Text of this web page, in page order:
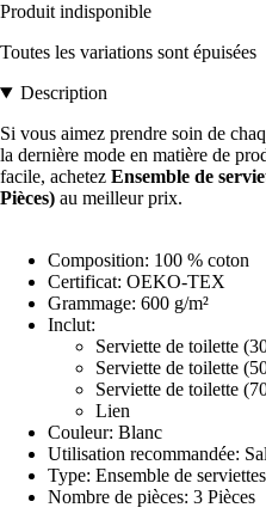
Produit indisponible
Toutes les variations sont épuisées
Description
Si vous aimez prendre soin de
la dernière mode en matière de
facile, achetez Ensemble de
Pièces) au meilleur prix.
Composition: 100 % coton
Certificat: OEKO-TEX
Grammage: 600 g/m²
Inclut:
Serviette de toilette
Serviette de toilette
Serviette de toilette
Lien
Couleur: Blanc
Utilisation recommandée:
Type: Ensemble de
Nombre de pièces: 3 Pièces